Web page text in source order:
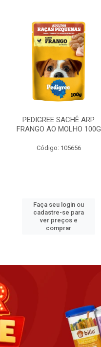
PEDIGREE SACHÊ ARP
FRANGO AO MOLHO 100G
Código: 105656
Faça seu login ou
cadastre-se para
ver preços e
comprar